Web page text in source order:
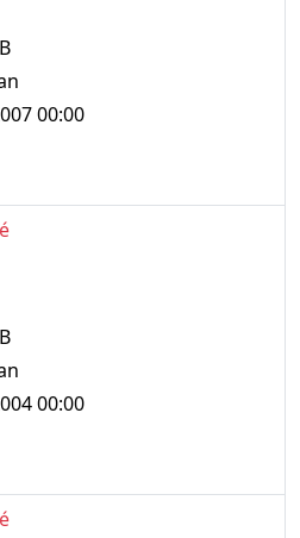
00:00
00:00